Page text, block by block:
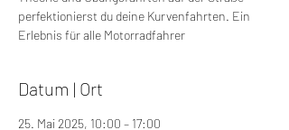
perfektionierst du deine Kurvenfahrten. Ein
Erlebnis für alle Motorradfahrer
Datum | Ort
25. Mai 2025, 10:00 – 17:00